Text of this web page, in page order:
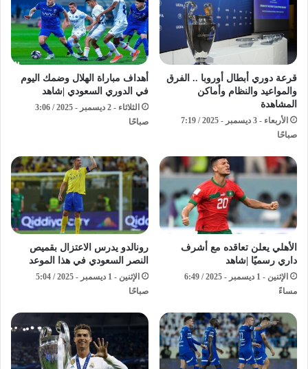
قرعة دوري أبطال أوروبا .. الفرق
والمواعيد والنظام وأماكن
المشاهدة
الأربعاء - 3 ديسمبر - 2025 / 7:19
صباحًا
أهداف مباراة الهلال وضمك اليوم
في الدوري السعودي |شاهد
الثلاثاء - 2 ديسمبر - 2025 / 3:06
صباحًا
الأهلي يعلن تعاقده مع أشرف
داري رسميًا |شاهد
الإثنين - 1 ديسمبر - 2025 / 6:49
مساءً
رونالدو يدرس الاعتزال بقميص
النصر السعودي في هذا الموعد
الإثنين - 1 ديسمبر - 2025 / 5:04
صباحًا